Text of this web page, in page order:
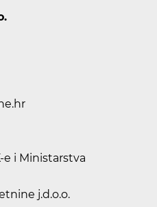
e i Ministarstva
j.d.o.o.